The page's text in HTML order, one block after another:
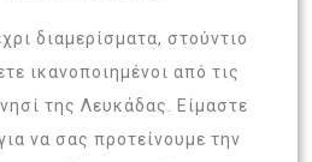
διαμερίσματα, στούντιο
ικανοποιημένοι από τις
της Λευκάδας. Είμαστε
να σας προτείνουμε την